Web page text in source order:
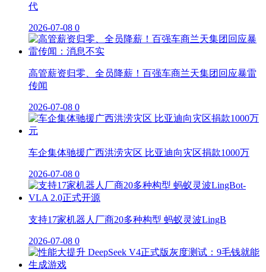
代
2026-07-08 0
高管薪资归零、全员降薪！百强车商兰天集团回应暴雷
传闻
2026-07-08 0
车企集体驰援广西洪涝灾区 比亚迪向灾区捐款1000万
2026-07-08 0
支持17家机器人厂商20多种构型 蚂蚁灵波LingB
2026-07-08 0